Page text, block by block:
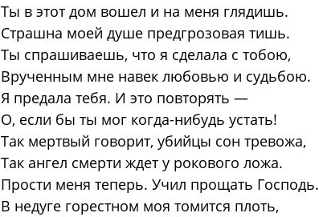
Ты в этот дом вошел и на меня глядишь.
Страшна моей душе предгрозовая тишь.
Ты спрашиваешь, что я сделала с тобою,
Врученным мне навек любовью и судьбою.
Я предала тебя. И это повторять —
О, если бы ты мог когда-нибудь устать!
Так мертвый говорит, убийцы сон тревожа,
Так ангел смерти ждет у рокового ложа.
Прости меня теперь. Учил прощать Господь.
В недуге горестном моя томится плоть,